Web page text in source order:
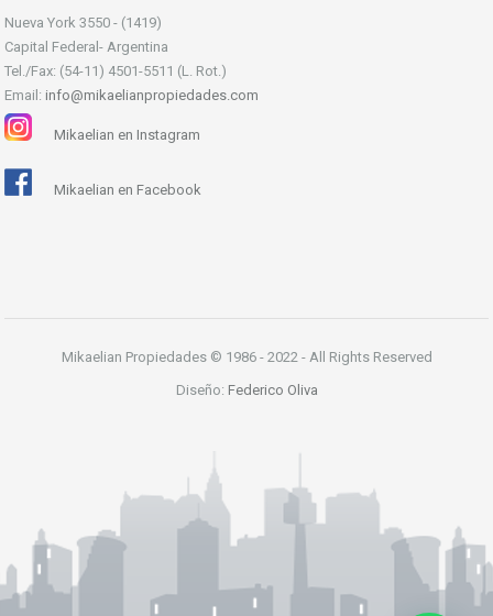
Nueva York 3550 - (1419)
Capital Federal- Argentina
Tel./Fax: (54-11) 4501-5511 (L. Rot.)
Email: info@mikaelianpropiedades.com
Mikaelian en Instagram
Mikaelian en Facebook
Mikaelian Propiedades © 1986 - 2022 - All Rights Reserved
Diseño: Federico Oliva